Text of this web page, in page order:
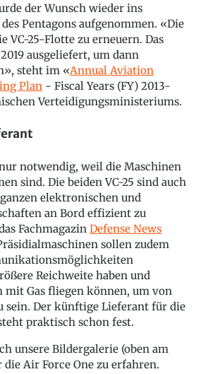
der Wunsch wieder ins
Pentagons aufgenommen. «Die
VC-25-Flotte zu erneuern. Das
ausgeliefert, um dann
steht im «Annual Aviation
Plan - Fiscal Years (FY) 2013-
Verteidigungsministeriums.
notwendig, weil die Maschinen
sind. Die beiden VC-25 sind auch
elektronischen und
an Bord effizient zu
Fachmagazin Defense News
sollen zudem
Reichweite haben und
mit Gas fliegen können, um von
sein. Der künftige Lieferant für die
praktisch schon fest.
unsere Bildergalerie (oben am
Air Force One zu erfahren.